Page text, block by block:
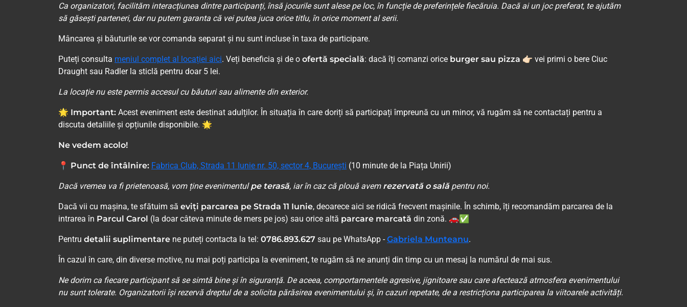
Ca organizatori, facilităm interacțiunea dintre participanți, însă jocurile sunt alese pe loc, în funcție de preferințele fiecăruia. Dacă ai un joc preferat, te ajutăm
să găsești parteneri, dar nu putem garanta că vei putea juca orice titlu, în orice moment al serii.
Mâncarea și băuturile se vor comanda separat și nu sunt incluse în taxa de participare.
Puteți consulta meniul complet al locației aici. Veți beneficia și de o ofertă specială: dacă îți comanzi orice burger sau pizza 👉🏻 vei primi o bere Ciuc
Draught sau Radler la sticlă pentru doar 5 lei.
La locație nu este permis accesul cu băuturi sau alimente din exterior.
🌟 Important: Acest eveniment este destinat adulților. În situația în care doriți să participați împreună cu un minor, vă rugăm să ne contactați pentru a
discuta detaliile și opțiunile disponibile. 🌟
Ne vedem acolo!
📍 Punct de întâlnire: Fabrica Club, Strada 11 Iunie nr. 50, sector 4, București (10 minute de la Piața Unirii)
Dacă vremea va fi prietenoasă, vom ține evenimentulpe terasă, iar în caz că plouă avem rezervată o salăpentru noi.
Dacă vii cu mașina, te sfătuim să eviți parcarea pe Strada 11 Iunie, deoarece aici se ridică frecvent mașinile. În schimb, îți recomandăm parcarea de la
intrarea în Parcul Carol (la doar câteva minute de mers pe jos) sau orice altă parcare marcată din zonă. 🚗✅
Pentru detalii suplimentare ne puteți contacta la tel: 0786.893.627 sau pe WhatsApp - Gabriela Munteanu.
În cazul în care, din diverse motive, nu mai poți participa la eveniment, te rugăm să ne anunți din timp cu un mesaj la numărul de mai sus.
Ne dorim ca fiecare participant să se simtă bine și în siguranță. De aceea, comportamentele agresive, jignitoare sau care afectează atmosfera evenimentului
nu sunt tolerate. Organizatorii își rezervă dreptul de a solicita părăsirea evenimentului și, în cazuri repetate, de a restricționa participarea la viitoarele activități.